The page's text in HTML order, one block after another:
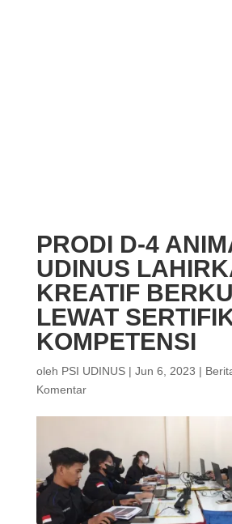
PRODI D-4
UDINUS
KREATIF
LEWAT
KOMPETENSI
oleh PSI UDINUS| Jun 6, 2023 |
Komentar